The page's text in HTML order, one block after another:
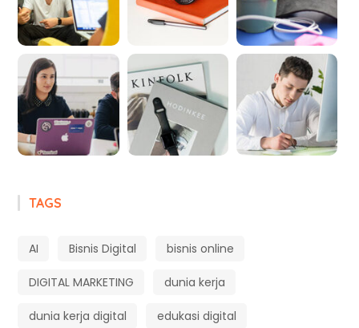
TAGS
AI Bisnis Digital bisnis online
DIGITAL MARKETING dunia kerja
dunia kerja digital edukasi digital